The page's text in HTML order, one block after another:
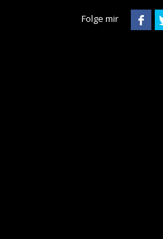
Folge mir